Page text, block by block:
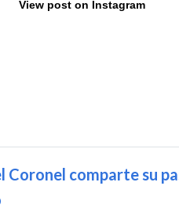
View post on Instagram
comparte su